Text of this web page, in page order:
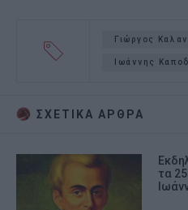
Γιώργος
Ιωάννης
ΣΧΕΤΙΚA AΡΘΡΑ
τα